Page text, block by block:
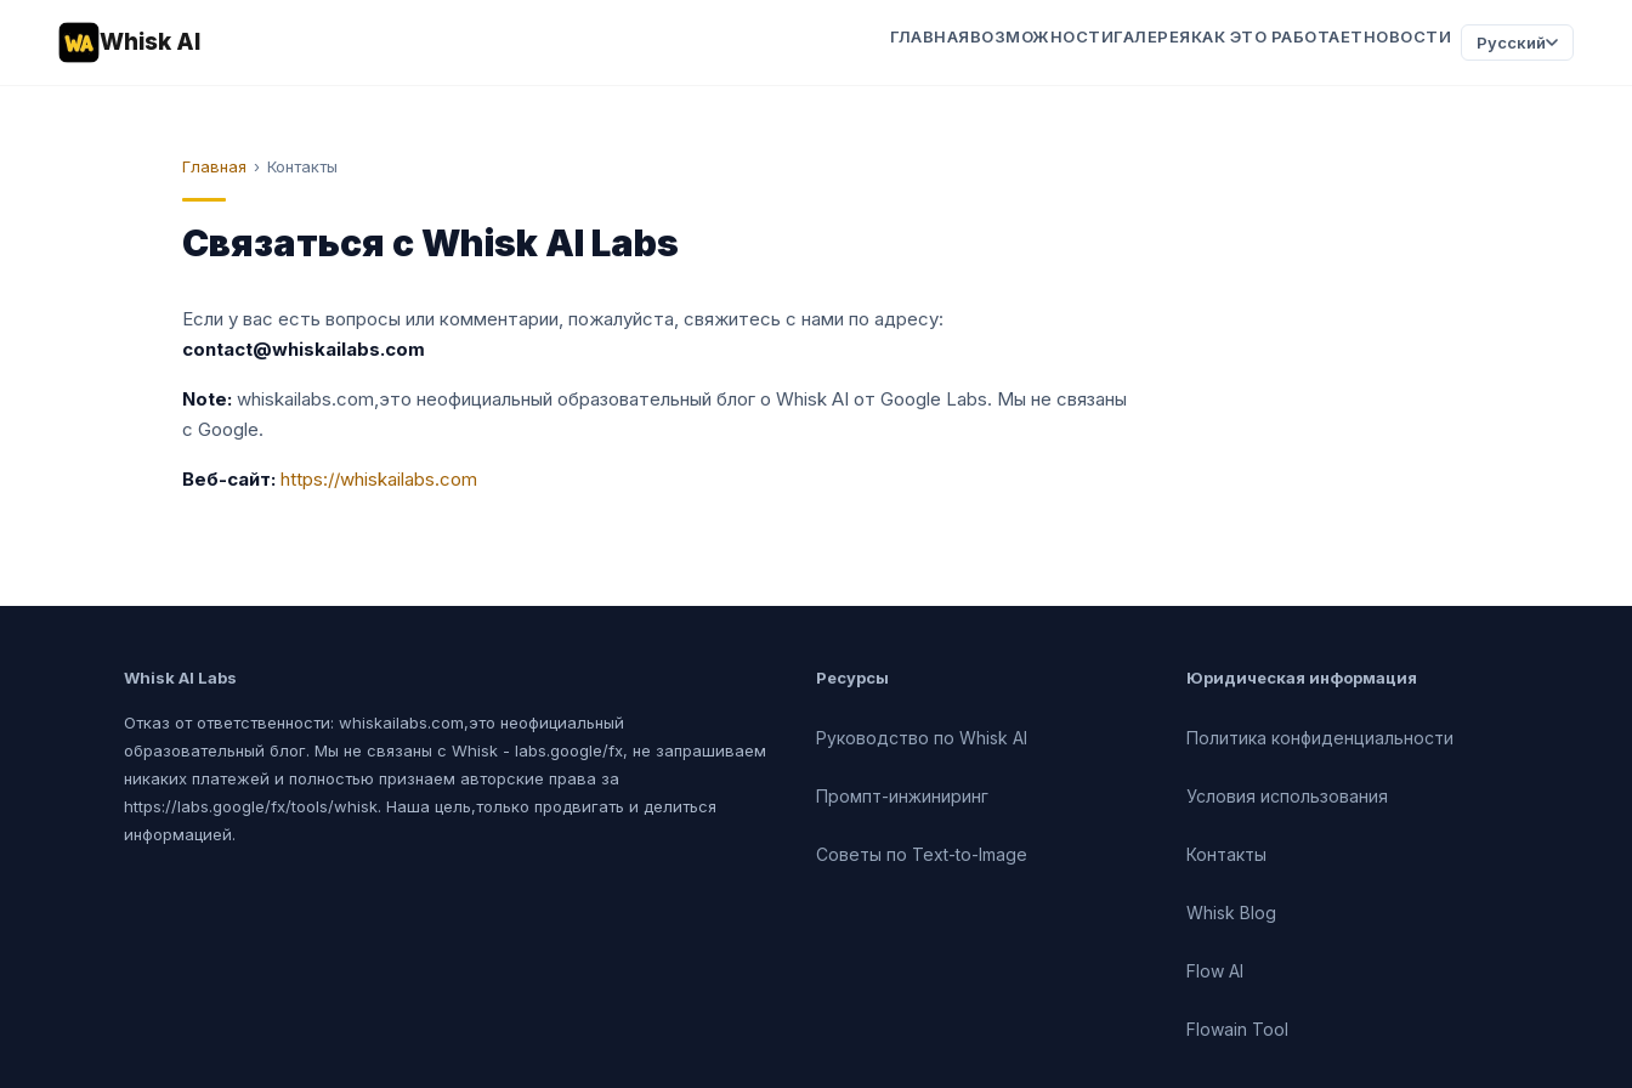
Whisk AI ГЛАВНАЯВОЗМОЖНОСТИГАЛЕРЕЯКАК ЭТО РАБОТАЕТНОВОСТИ Русский
Главная › Контакты
Связаться с Whisk AI Labs
Если у вас есть вопросы или комментарии, пожалуйста, свяжитесь с нами по адресу:
contact@whiskailabs.com
Note: whiskailabs.com,это неофициальный образовательный блог о Whisk AI от Google Labs. Мы не связаны
с Google.
Веб-сайт: https://whiskailabs.com
Whisk AI Labs
Отказ от ответственности: whiskailabs.com,это неофициальный
образовательный блог. Мы не связаны с Whisk - labs.google/fx, не запрашиваем
никаких платежей и полностью признаем авторские права за
https://labs.google/fx/tools/whisk. Наша цель,только продвигать и делиться
информацией.
Ресурсы
Руководство по Whisk AI
Промпт-инжиниринг
Советы по Text-to-Image
Юридическая информация
Политика конфиденциальности
Условия использования
Контакты
Whisk Blog
Flow AI
Flowain Tool